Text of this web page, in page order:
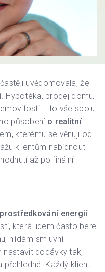
uvědomovala, že
Hypotéka, prodej domu,
– to vše spolu
působení o realitní
kterému se věnuji od
klientům nabídnout
až po finální
energií.
která lidem často bere
hlídám smluvní
nastavit dodávky tak,
přehledné. Každý klient